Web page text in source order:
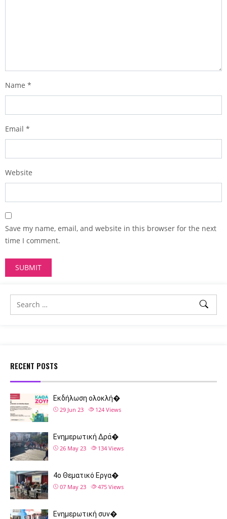
Name *
Email *
Website
Save my name, email, and website in this browser for the next
time I comment.
RECENT POSTS
Εκδήλωση ολοκλή�
29 Jun 23 124 Views
Ενημερωτική Δρά�
26 May 23 134 Views
4ο Θεματικό Εργα�
07 May 23 475 Views
Ενημερωτική συν�